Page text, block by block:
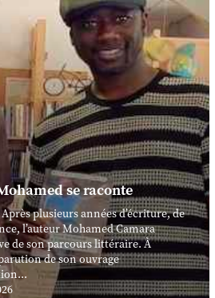
se raconte
plusieurs années d’écriture, de
l’auteur Mohamed Camara
de son parcours littéraire. À
de son ouvrage